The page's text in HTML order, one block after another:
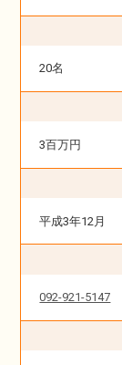
20名
3百万円
平成3年12月
092-921-5147